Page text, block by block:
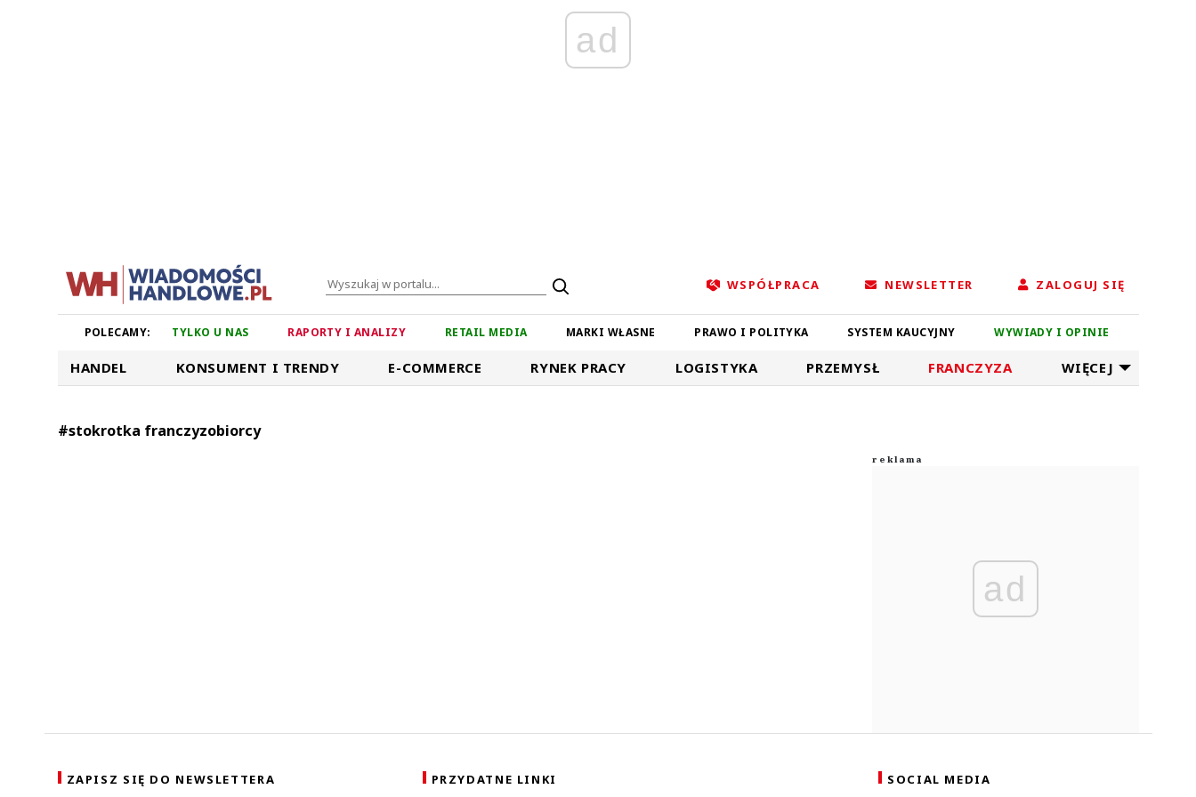
ad
WSPÓŁPRACA NEWSLETTER ZALOGUJ SIĘ
POLECAMY: TYLKO U NAS RAPORTY I ANALIZY RETAIL MEDIA MARKI WŁASNE PRAWO I POLITYKA SYSTEM KAUCYJNY WYWIADY I OPINIE
HANDEL KONSUMENT I TRENDY E-COMMERCE RYNEK PRACY LOGISTYKA PRZEMYSŁ FRANCZYZA WIĘCEJ
#stokrotka franczyzobiorcy
ad
ZAPISZ SIĘ DO NEWSLETTERA PRZYDATNE LINKI SOCIAL MEDIA